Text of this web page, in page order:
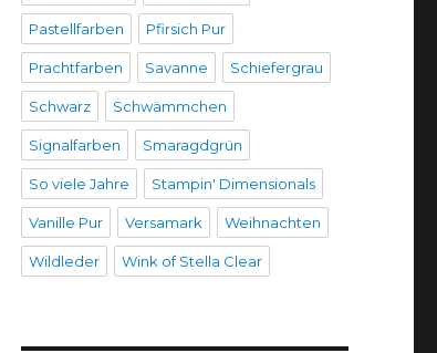
Pastellfarben Pfirsich Pur
Prachtfarben Savanne Schiefergrau
Schwarz Schwämmchen
Signalfarben Smaragdgrün
So viele Jahre Stampin' Dimensionals
Vanille Pur Versamark Weihnachten
Wildleder Wink of Stella Clear